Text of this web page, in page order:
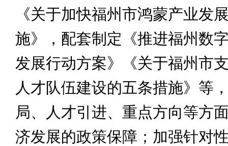
《关于加快福州市鸿蒙产业发
施》，配套制定《推进福州数
发展行动方案》《关于福州市
人才队伍建设的五条措施》等
局、人才引进、重点方向等方
济发展的政策保障；加强针对